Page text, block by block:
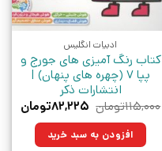
ادبیات انگلیس
کتاب رنگ آمیزی های جورج و
پپا 7 (چهره های پنهان) |
انتشارات ذکر
۱۱۵,۰۰۰تومان قیمت
۱۱۵,۰۰۰تومان
بود.
۸۲,۲۲۵تومان
افزودن به سبد خرید